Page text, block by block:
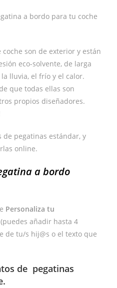
a bordo para tu coche
son de exterior y están
eco-solvente, de larga
lluvia, el frío y el calor.
que todas ellas son
propios diseñadores.
de pegatinas estándar, y
online.
a bordo
Personaliza tu
añadir hasta 4
de tu/s hij@s o el texto que
de pegatinas